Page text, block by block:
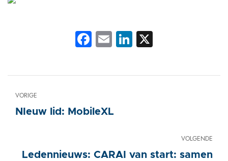
Facebook
EmailLinkedIn
VORIGE
NIeuw lid: MobileXL
VOLGENDE
Ledennieuws: CARAI van start: samen